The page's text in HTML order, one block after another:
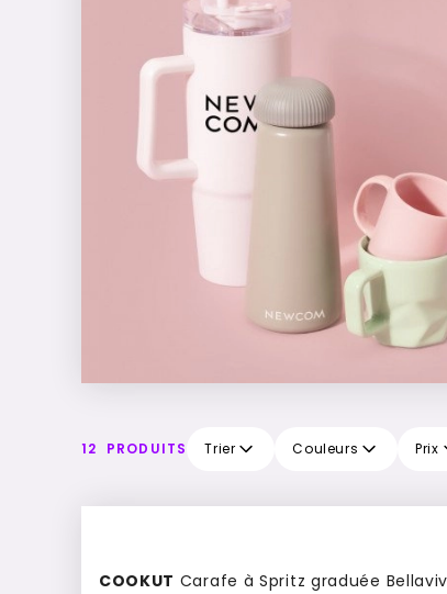
12 PRODUITS Trier Couleurs Prix
COOKUT Carafe à Spritz graduée